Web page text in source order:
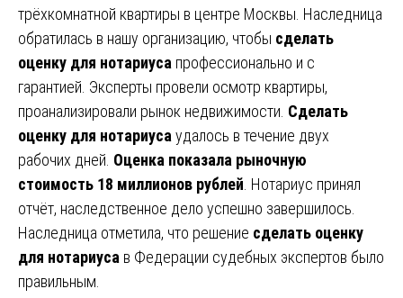
трёхкомнатной квартиры в центре Москвы. Наследница
обратилась в нашу организацию, чтобы сделать
оценку для нотариуса профессионально и с
гарантией. Эксперты провели осмотр квартиры,
проанализировали рынок недвижимости. Сделать
оценку для нотариуса удалось в течение двух
рабочих дней. Оценка показала рыночную
стоимость 18 миллионов рублей . Нотариус принял
отчёт, наследственное дело успешно завершилось.
Наследница отметила, что решение сделать оценку
для нотариуса в Федерации судебных экспертов было
правильным.